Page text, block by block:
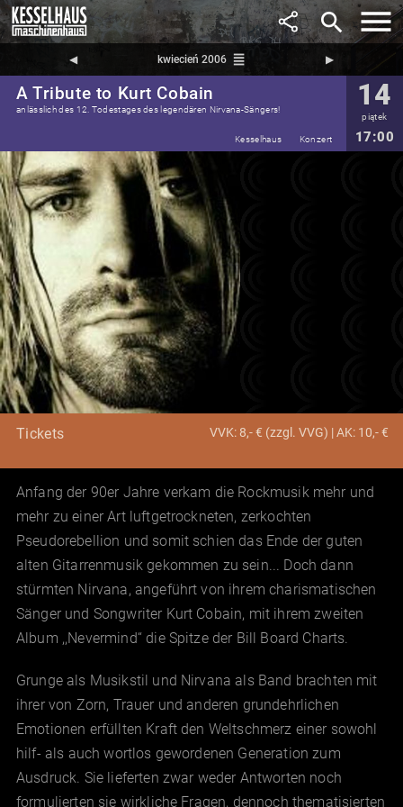
search
◀︎ kwiecień 2006 reorder ▶︎
A Tribute to Kurt Cobain
anlässlich des 12. Todestages des legendären Nirvana-Sängers! 14
piątek
17:00
Kesselhaus Konzert
Tickets VVK: 8,- € (zzgl. VVG) | AK: 10,- €
Anfang der 90er Jahre verkam die Rockmusik mehr und
mehr zu einer Art luftgetrockneten, zerkochten
Pseudorebellion und somit schien das Ende der guten
alten Gitarrenmusik gekommen zu sein... Doch dann
stürmten Nirvana, angeführt von ihrem charismatischen
Sänger und Songwriter Kurt Cobain, mit ihrem zweiten
Album ,,Nevermind‘‘ die Spitze der Bill Board Charts.
Grunge als Musikstil und Nirvana als Band brachten mit
ihrer von Zorn, Trauer und anderen grundehrlichen
Emotionen erfüllten Kraft den Weltschmerz einer sowohl
hilf- als auch wortlos gewordenen Generation zum
Ausdruck. Sie lieferten zwar weder Antworten noch
formulierten sie wirkliche Fragen, dennoch thematisierten